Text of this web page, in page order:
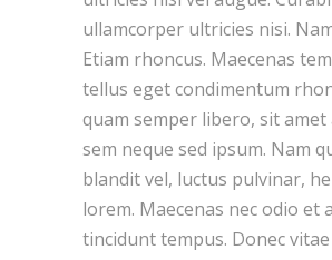
ullamcorper ultricies nisi.
Etiam rhoncus. Maecenas
tellus eget condimentum
quam semper libero, sit amet
sem neque sed ipsum. Nam
blandit vel, luctus pulvinar,
lorem. Maecenas nec odio et
tincidunt tempus. Donec